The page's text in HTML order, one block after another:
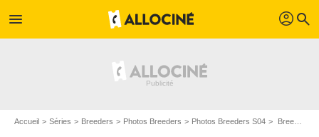
menu profil search
Accueil Séries Breeders Photos Breeders Photos Breeders S04 Breeders - Saison 4 : Breeders : Photo Zoë Athena